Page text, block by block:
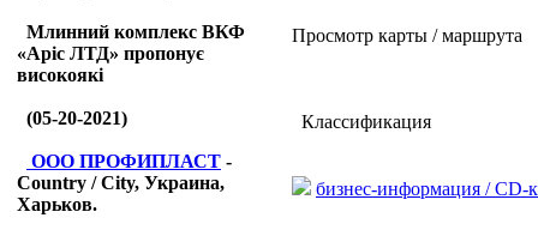
Млинний комплекс ВКФ
«Аріс ЛТД» пропонує
високоякі
(05-20-2021)
ООО ПРОФИПЛАСТ -
Country / City, Украина,
Харьков.
Просмотр карты / маршрута
Классификация
бизнес-информация / CD-